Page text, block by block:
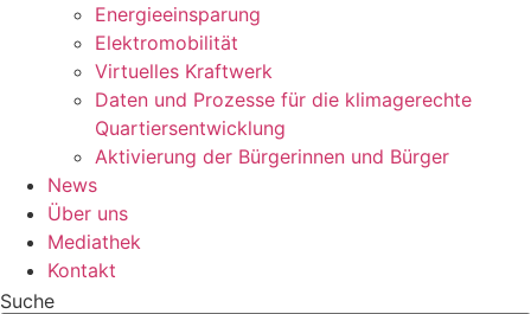
Energieeinsparung
Elektromobilität
Virtuelles Kraftwerk
Daten und Prozesse für die klimagerechte
Quartiersentwicklung
Aktivierung der Bürgerinnen und Bürger
News
Über uns
Mediathek
Kontakt
Suche